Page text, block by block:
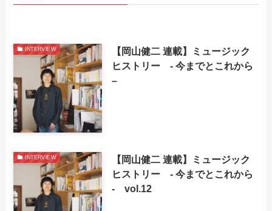
INTERVIEW
【岡山健二 連載】ミュージック
ヒストリー - 今までとこれから
–
INTERVIEW
【岡山健二 連載】ミュージック
ヒストリー - 今までとこれから
- vol.12